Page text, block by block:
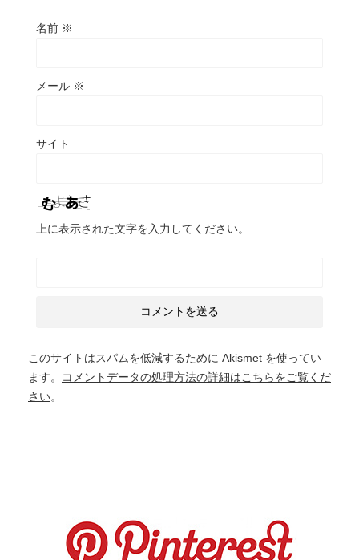
名前 ※
メール ※
サイト
上に表示された文字を入力してください。
このサイトはスパムを低減するために Akismet を使ってい
ます。
コメントデータの処理方法の詳細はこちらをご覧くだ
さい。